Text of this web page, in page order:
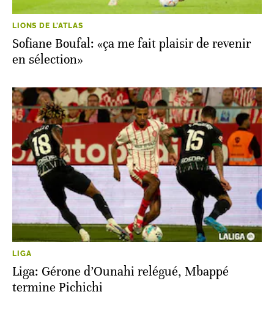
LIONS DE L'ATLAS
Sofiane Boufal: «ça me fait plaisir de revenir
en sélection»
LIGA
Liga: Gérone d’Ounahi relégué, Mbappé
termine Pichichi